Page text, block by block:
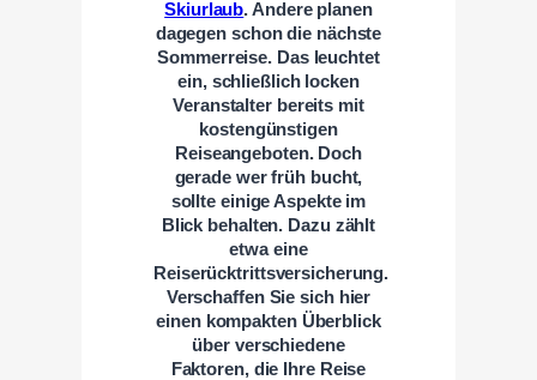
Skiurlaub. Andere planen
dagegen schon die nächste
Sommerreise. Das leuchtet
ein, schließlich locken
Veranstalter bereits mit
kostengünstigen
Reiseangeboten. Doch
gerade wer früh bucht,
sollte einige Aspekte im
Blick behalten. Dazu zählt
etwa eine
Reiserücktrittsversicherung.
Verschaffen Sie sich hier
einen kompakten Überblick
über verschiedene
Faktoren, die Ihre Reise